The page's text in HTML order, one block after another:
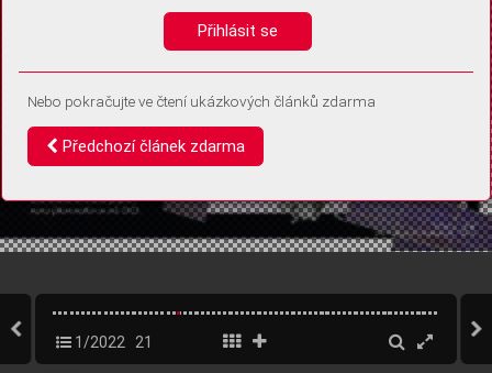
1/2022 21
Přihlásit se
Nebo pokračujte ve čtení ukázkových článků zdarma
Předchozí článek zdarma